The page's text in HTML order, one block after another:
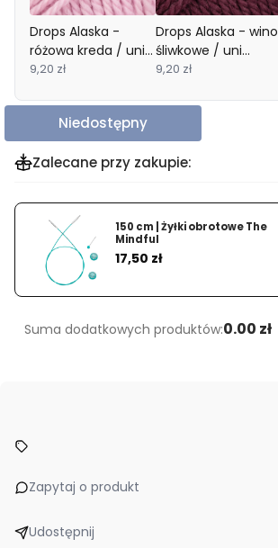
Drops Alaska -
różowa kreda / uni
colour 79
9,20 zł
Drops Alaska - wino
śliwkowe / uni
colour 81
9,20 zł
Niedostępny
Zalecane przy zakupie:
150 cm | Żyłki obrotowe The
Mindful
Cena
17,50 zł
Suma dodatkowych produktów:0.00 zł
Zapytaj o produkt
Udostępnij